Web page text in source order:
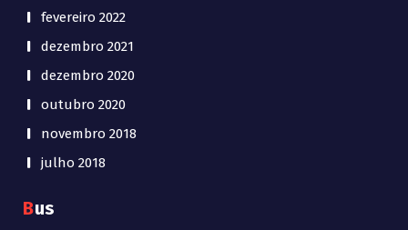
fevereiro 2022
dezembro 2021
dezembro 2020
outubro 2020
novembro 2018
julho 2018
Bus